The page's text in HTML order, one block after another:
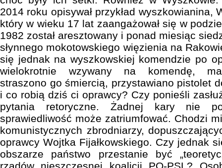
2014 roku opisywał przykład wyszkowianina,
który w wieku 17 lat zaangażował się w
1982 został aresztowany i ponad miesiąc
słynnego mokotowskiego więzienia na
się jednak na wyszkowskiej komendzie po
wielokrotnie wzywany na komendę,
straszono go śmiercią, przystawiano pistolet
i co robią dziś ci oprawcy? Czy ponieśli
pytania retoryczne. Żadnej kary nie
sprawiedliwość może zatriumfować. Chodzi
komunistycznych zbrodniarzy,
oprawcy Wojtka Fijałkowskiego. Czy jednak
obszarze państwo przestanie być